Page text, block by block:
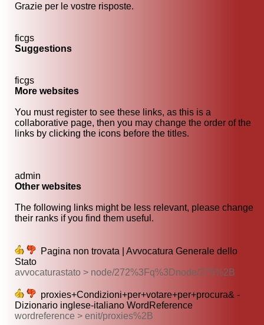
Grazie per le vostre risposte.
ficgs
Suggestions
ficgs
More websites
You must register to see these links, as this is a
collaborative page, then you may change the order of the
links by clicking the icons before the titles.
admin
Other websites
The following links might be less relevant, please change
their ranks if you find them useful.
Pagina non trovata | Avvocatura Generale dello
Stato
avvocaturastato > node/272%3Fq%3Dnode/275%2B
proxies+Condizioni+per+votare+per+procura& -
Dizionario inglese-italiano WordReference
wordreference > enit/proxies%2B